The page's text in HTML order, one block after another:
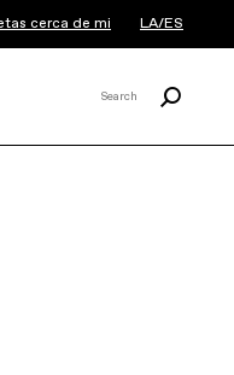
cerca de mi LA/ES
Search